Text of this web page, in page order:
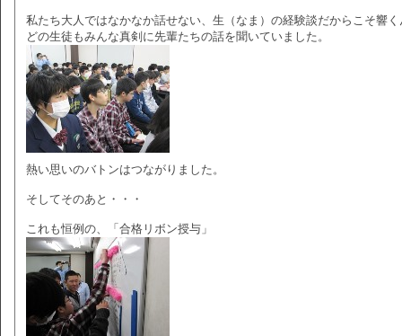
私たち大人ではなかなか話せない、生（なま）の経験談だからこそ響
どの生徒もみんな真剣に先輩たちの話を聞いていました。
熱い思いのバトンはつながりました。
そしてそのあと・・・
これも恒例の、「合格リボン授与」